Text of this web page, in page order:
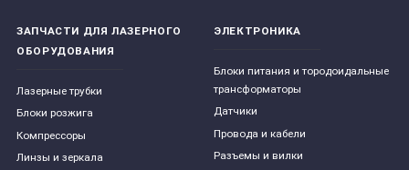
ЗАПЧАСТИ ДЛЯ ЛАЗЕРНОГО
ОБОРУДОВАНИЯ
Лазерные трубки
Блоки розжига
Компрессоры
Линзы и зеркала
ЭЛЕКТРОНИКА
Блоки питания и тородоидальные
трансформаторы
Датчики
Провода и кабели
Разъемы и вилки